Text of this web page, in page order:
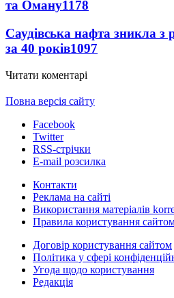
та Оману1178
Саудівська нафта зникла
за 40 років1097
Читати коментарі
Повна версія сайту
Facebook
Twitter
RSS-стрічки
E-mail розсилка
Контакти
Реклама на сайті
Використання матеріалів
Правила користування
Договір користування сайтом
Політика у сфері
Угода щодо користування
Редакція